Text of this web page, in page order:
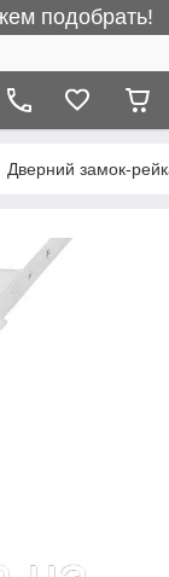
подобрать!
Дверний замок-